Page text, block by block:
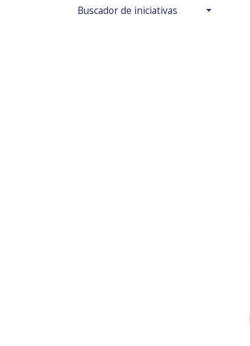
Buscador de iniciativas